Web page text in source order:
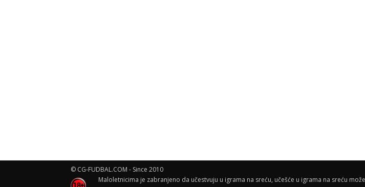
© CG-FUDBAL.COM - Since 2010
Maloletnicima je zabranjeno da učestvuju u igrama na sreću, učešće u igrama na sreću